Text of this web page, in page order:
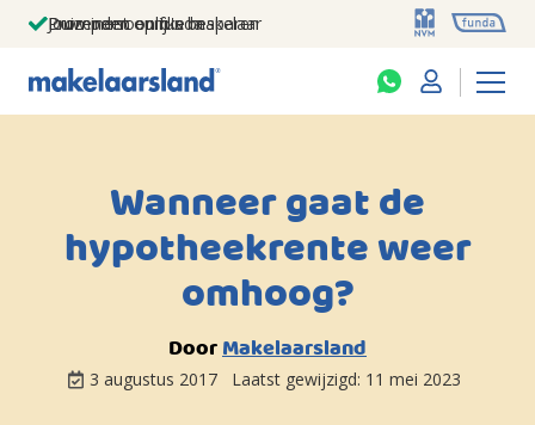
Jouw persoonlijke makelaar
Duizenden euro's besparen
Prominent op funda
Wanneer gaat de
hypotheekrente weer
omhoog?
DoorMakelaarsland
3 augustus 2017 Laatst gewijzigd: 11 mei 2023